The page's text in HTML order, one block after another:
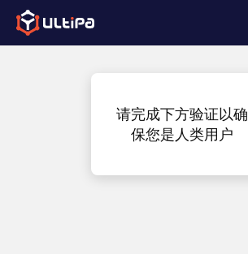
请完成下方验证以确
保您是人类用户